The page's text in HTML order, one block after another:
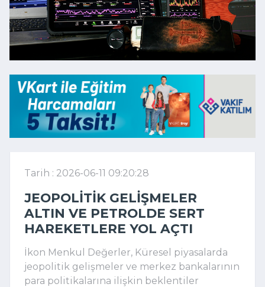
Tarih : 2026-06-11 09:20:28
JEOPOLITIK GELIŞMELER
ALTIN VE PETROLDE SERT
HAREKETLERE YOL AÇTI
İkon Menkul Değerler, Küresel piyasalarda
jeopolitik gelişmeler ve merkez bankalarının
para politikalarına ilişkin beklentiler